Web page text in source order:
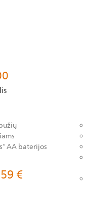
AA baterijos
€